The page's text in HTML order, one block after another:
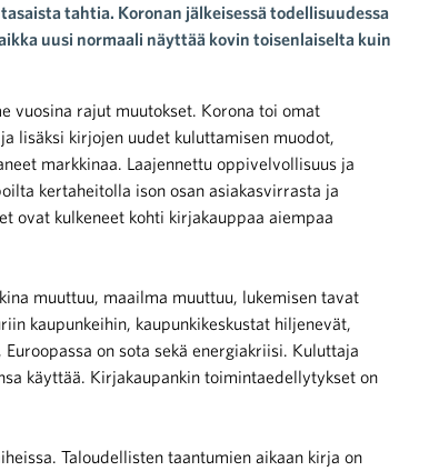
tahtia. Koronan jälkeisessä todellisuudessa
uusi normaali näyttää kovin toisenlaiselta kuin
vuosina rajut muutokset. Korona toi omat
lisäksi kirjojen uudet kuluttamisen muodot,
markkinaa. Laajennettu oppivelvollisuus ja
kertaheitolla ison osan asiakasvirrasta ja
ovat kulkeneet kohti kirjakauppaa aiempaa
muuttuu, maailma muuttuu, lukemisen tavat
kaupunkeihin, kaupunkikeskustat hiljenevät,
on sota sekä energiakriisi. Kuluttaja
käyttää. Kirjakaupankin toimintaedellytykset on
Taloudellisten taantumien aikaan kirja on